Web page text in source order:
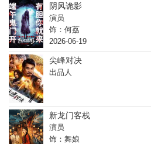
阴风诡影
演员
饰：何荔
2026-06-19
尖峰对决
出品人
新龙门客栈
演员
饰：舞娘